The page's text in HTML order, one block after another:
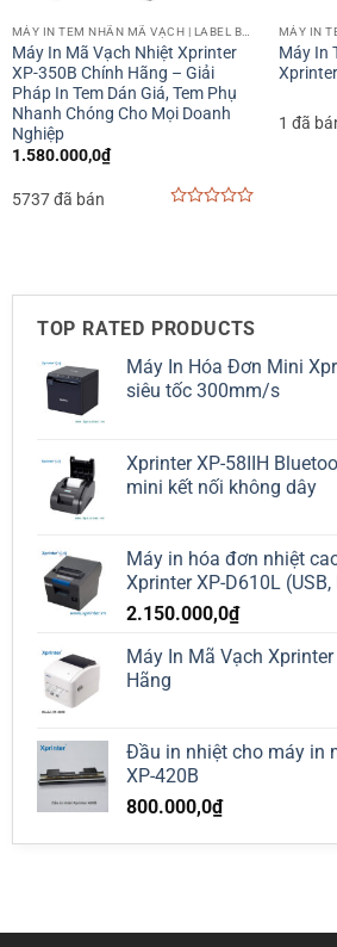
Máy In Mã Vạch Nhiệt Xprinter
XP-350B Chính Hãng – Giải
Pháp In Tem Dán Giá, Tem Phụ
Nhanh Chóng Cho Mọi Doanh
Nghiệp
1.580.000,0₫
5737 đã bán
Máy In
1 đã
TOP RATED PRODUCTS
Máy In Hóa Đơn Mini
siêu tốc 300mm/s
Xprinter XP-58IIH
mini kết nối không dây
Máy in hóa đơn nhiệt
Xprinter XP-D610L (USB,
2.150.000,0₫
Máy In Mã Vạch
Hãng
Đầu in nhiệt cho máy in
XP-420B
800.000,0₫